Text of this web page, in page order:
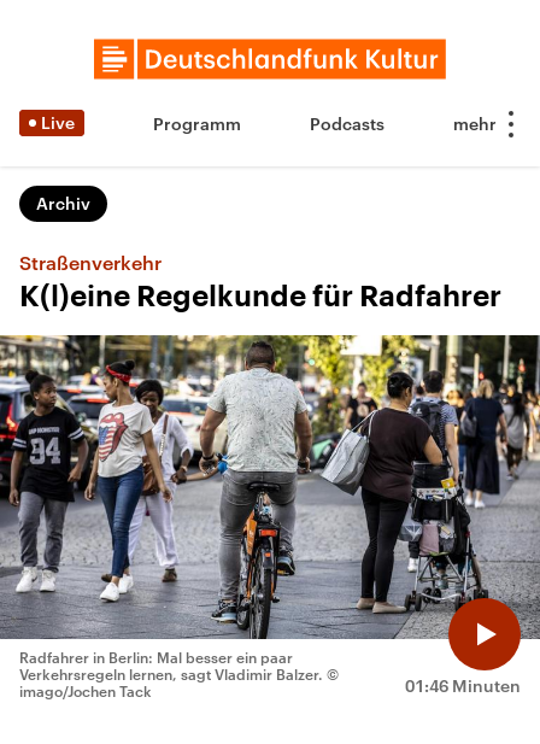
Live Programm Podcasts
Archiv
Straßenverkehr
K(l)eine Regelkunde für Radfahrer
01:46 Minuten
Radfahrer in Berlin: Mal besser ein paar
Verkehrsregeln lernen, sagt Vladimir Balzer. ©
imago/Jochen Tack